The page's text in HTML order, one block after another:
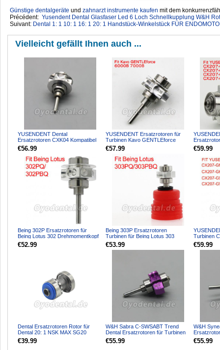
Günstige dentalgeräte ‎ und zahnarzt instrumente kaufen mit dem
Précédent: Yusendent Dental Glasfaser Led 6 Loch Schnellkupplung W&H
Suivant: Dental 1: 1 10: 1 16: 1 20: 1 Handstück-Winkelstück FÜR
Vielleicht gefällt Ihnen auch ...
YUSENDENT Dental
Ersatzrotoren CXK04 Kompatibel
mit KAVO 8000
€56.99
YUSENDENT Ersatzrotoren für
Turbinen Kavo GENTLEforce
6000B 7000B K16 Kompatibel
€57.99
Glasfaser
Handstück
€59.99
Being 302P Ersatzrotoren für
Being Lotus 302 Drehmomentkopf
Handstück
€52.99
Being 303P Ersatzrotoren
Turbinen für Being Lotus 303
Drehmomentkopf Handstück
€53.99
Turbinen
Glasfaser
€59.99
Dental Ersatzrotoren Rotor für
Dental 20: 1 NSK MAX SG20
Implantat Handstück
€39.99
W&H Sabra C-SWSABT Trend
Dental Ersatzrotoren für Turbinen
COXO CXW02
€55.99
W&H
CXW01
€55.99